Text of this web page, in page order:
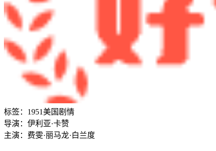
标签： 1951美国 剧情
导演： 伊利亚·卡赞
主演： 费雯·丽马龙·白兰度